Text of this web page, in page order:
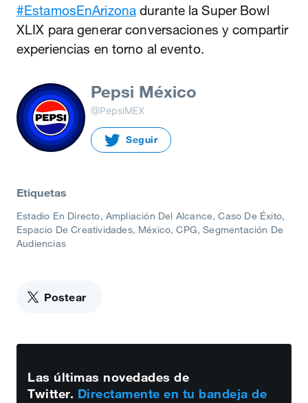
#EstamosEnArizona durante la Super Bowl
XLIX para generar conversaciones y compartir
experiencias en torno al evento.
Pepsi México
@PepsiMEX
Seguir
Etiquetas
Estadio En Directo Ampliación Del Alcance Caso De Éxito
Espacio De Creatividades México CPG Segmentación De
Audiencias
Postear
Las últimas novedades de
Twitter. Directamente en tu bandeja de